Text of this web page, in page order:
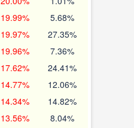
19.99% 5.68%
19.97% 27.35%
19.96% 7.36%
17.62% 24.41%
14.77% 12.06%
14.34% 14.82%
13.56% 8.04%